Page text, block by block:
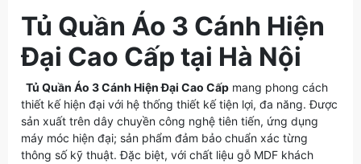
Tủ Quần Áo 3 Cánh Hiện
Đại Cao Cấp tại Hà Nội
Tủ Quần Áo 3 Cánh Hiện Đại Cao Cấp mang phong cách
thiết kế hiện đại với hệ thống thiết kế tiện lợi, đa năng. Được
sản xuất trên dây chuyền công nghệ tiên tiến, ứng dụng
máy móc hiện đại; sản phẩm đảm bảo chuẩn xác từng
thông số kỹ thuật. Đặc biệt, với chất liệu gỗ MDF khách